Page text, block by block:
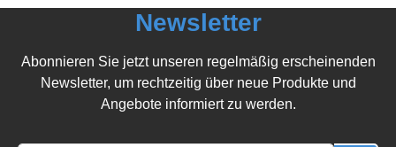
Newsletter
Abonnieren Sie jetzt unseren regelmäßig erscheinenden
Newsletter, um rechtzeitig über neue Produkte und
Angebote informiert zu werden.